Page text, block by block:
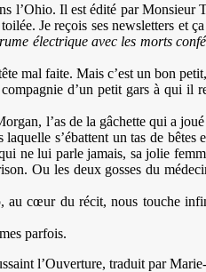
Il est édité par Monsieur
Je reçois ses newsletters et
électrique avec les morts
mal faite. Mais c’est un bon
d’un petit gars à qui
l’as de la gâchette qui a
s’ébattent un tas de
ne lui parle jamais, sa jolie
Ou les deux gosses du
au cœur du récit, nous touche
parfois.
l’Ouverture, traduit par